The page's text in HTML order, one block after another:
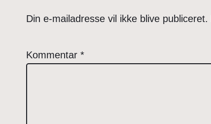
Din e-mailadresse vil ikke blive publiceret.
Kommentar *